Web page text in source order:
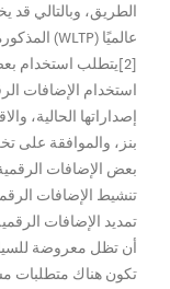
الطريق، وبالتالي قد
عالميًا (WLTP) المذكورة.
[2]يتطلب استخدام
إصداراتها الحالية،
بنز، والموافقة على
بعض الإضافات
تنشيط الإضافات
تمديد الإضافات
أن تظل معروضة
تكون هناك متطلبات